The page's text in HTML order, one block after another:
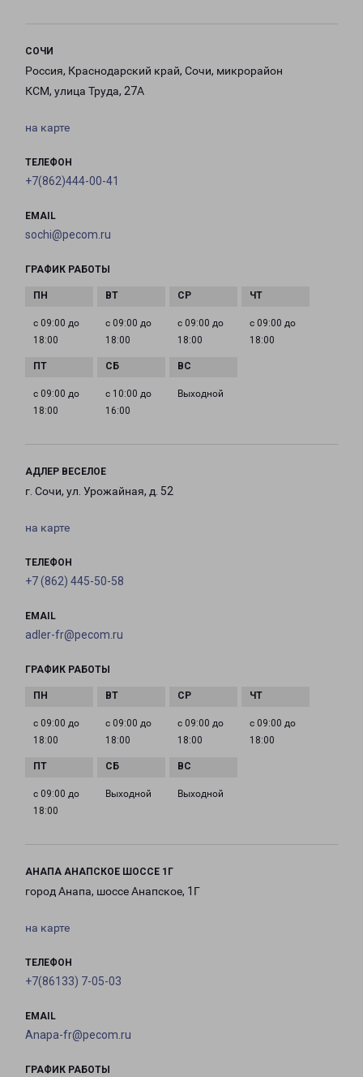
СОЧИ
Россия, Краснодарский край, Сочи, микрорайон
КСМ, улица Труда, 27А
на карте
ТЕЛЕФОН
+7(862)444-00-41
EMAIL
sochi@pecom.ru
ГРАФИК РАБОТЫ
с 09:00 до
18:00
с 09:00 до
18:00
с 09:00 до
18:00
с 09:00 до
18:00
с 09:00 до
18:00
с 10:00 до
16:00
Выходной
АДЛЕР ВЕСЕЛОЕ
г. Сочи, ул. Урожайная, д. 52
на карте
ТЕЛЕФОН
+7 (862) 445-50-58
EMAIL
adler-fr@pecom.ru
ГРАФИК РАБОТЫ
с 09:00 до
18:00
с 09:00 до
18:00
с 09:00 до
18:00
с 09:00 до
18:00
с 09:00 до
18:00
Выходной Выходной
АНАПА АНАПСКОЕ ШОССЕ 1Г
город Анапа, шоссе Анапское, 1Г
на карте
ТЕЛЕФОН
+7(86133) 7-05-03
EMAIL
Anapa-fr@pecom.ru
ГРАФИК РАБОТЫ